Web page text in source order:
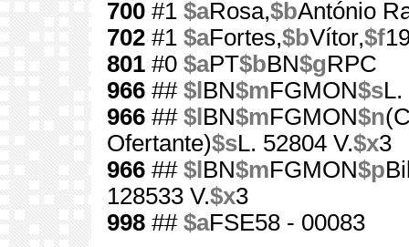
700 #1 $aRosa,$bAntónio
702 #1 $aFortes,$bVítor,$f
801 #0 $aPT$bBN$gRPC
966 ## $l BN$mFGMON$sL.
966 ## $l BN$mFGMON$n
Ofertante)$sL. 52804 V.$x3
966 ## $l BN$mFGMON$p
128533 V.$x3
998 ## $aFSE58 - 00083